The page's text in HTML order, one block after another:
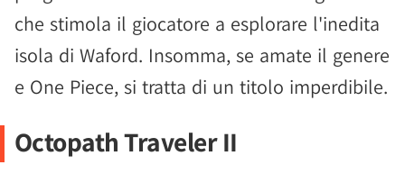
che stimola il giocatore a esplorare l'inedita
isola di Waford. Insomma, se amate il genere
e One Piece, si tratta di un titolo imperdibile.
Octopath Traveler II